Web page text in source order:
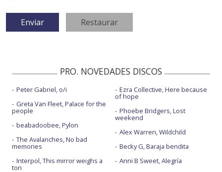
PRO. NOVEDADES DISCOS
Peter Gabriel, o/i
Greta Van Fleet, Palace for the
people
beabadoobee, Pylon
The Avalanches, No bad
memories
Interpol, This mirror weighs a
ton
Ezra Collective, Here because
of hope
Phoebe Bridgers, Lost
weekend
Alex Warren, Wildchild
Becky G, Baraja bendita
Anni B Sweet, Alegría